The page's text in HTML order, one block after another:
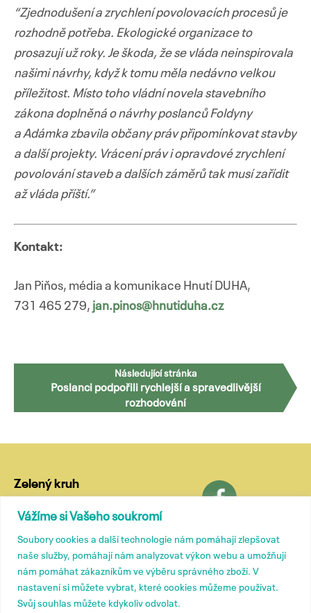
Vážíme si Vašeho soukromí
Soubory cookies a další technologie nám pomáhají zlepšovat
naše služby, pomáhají nám analyzovat výkon webu a umožňují
nám pomáhat zákazníkům ve výběru správného zboží. V
nastavení si můžete vybrat, které cookies můžeme používat.
Svůj souhlas můžete kdykoliv odvolat.
“Zjednodušení a zrychlení povolovacích procesů je
rozhodně potřeba. Ekologické organizace to
prosazují už roky. Je škoda, že se vláda neinspirovala
našimi návrhy, když k tomu měla nedávno velkou
příležitost. Místo toho vládní novela stavebního
zákona doplněná o návrhy poslanců Foldyny
a Adámka zbavila občany práv připomínkovat stavby
a další projekty. Vrácení práv i opravdové zrychlení
povolování staveb a dalších záměrů tak musí zařídit
až vláda příští.”
Kontakt:
Jan Piňos, média a komunikace Hnutí DUHA,
731 465 279, jan.pinos@hnutiduha.cz
NavigaceNásledující stránka
Poslanci podpořili rychlejší a spravedlivější
rozhodování
Zelený kruh
120 00 Praha 2
tel.: (+420) 799 572 435
kancelar@zelenykruh.cz